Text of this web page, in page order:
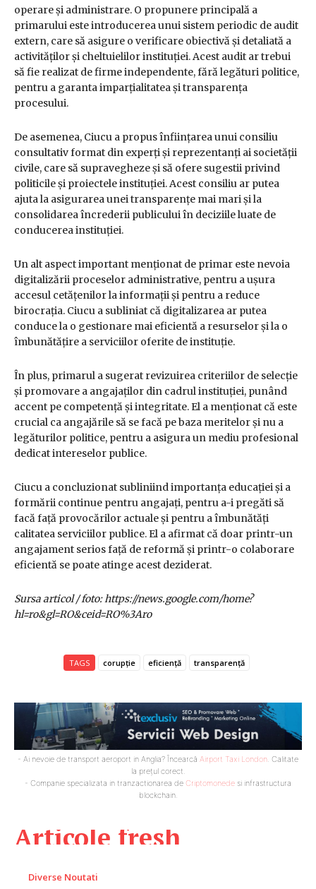
Articole fresh
Diverse Noutati
operare și administrare. O propunere principală a
primarului este introducerea unui sistem periodic de audit
extern, care să asigure o verificare obiectivă și detaliată a
activităților și cheltuielilor instituției. Acest audit ar trebui
să fie realizat de firme independente, fără legături politice,
pentru a garanta imparțialitatea și transparența
procesului.
De asemenea, Ciucu a propus înființarea unui consiliu
consultativ format din experți și reprezentanți ai societății
civile, care să supravegheze și să ofere sugestii privind
politicile și proiectele instituției. Acest consiliu ar putea
ajuta la asigurarea unei transparențe mai mari și la
consolidarea încrederii publicului în deciziile luate de
conducerea instituției.
Un alt aspect important menționat de primar este nevoia
digitalizării proceselor administrative, pentru a ușura
accesul cetățenilor la informații și pentru a reduce
birocrația. Ciucu a subliniat că digitalizarea ar putea
conduce la o gestionare mai eficientă a resurselor și la o
îmbunătățire a serviciilor oferite de instituție.
În plus, primarul a sugerat revizuirea criteriilor de selecție
și promovare a angajaților din cadrul instituției, punând
accent pe competență și integritate. El a menționat că este
crucial ca angajările să se facă pe baza meritelor și nu a
legăturilor politice, pentru a asigura un mediu profesional
dedicat intereselor publice.
Ciucu a concluzionat subliniind importanța educației și a
formării continue pentru angajați, pentru a-i pregăti să
facă față provocărilor actuale și pentru a îmbunătăți
calitatea serviciilor publice. El a afirmat că doar printr-un
angajament serios față de reformă și printr-o colaborare
eficientă se poate atinge acest deziderat.
Sursa articol / foto: https://news.google.com/home?
hl=ro&gl=RO&ceid=RO%3Aro
TAGS corupție eficiență transparență
- Ai nevoie de transport aeroport in Anglia? Încearcă Airport Taxi London. Calitate
la prețul corect.
- Companie specializata in tranzactionarea de Criptomonede si infrastructura
blockchain.